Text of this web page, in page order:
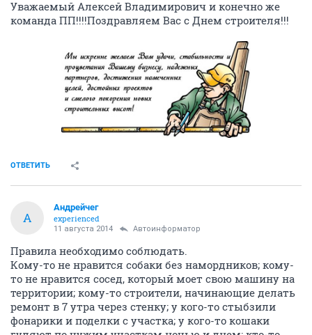
Уважаемый Алексей Владимирович и конечно же
команда ПП!!!!Поздравляем Вас с Днем строителя!!!
ОТВЕТИТЬ
А
Андрейчег
experienced
11 августа 2014 Автоинформатор
Правила необходимо соблюдать.
Кому-то не нравится собаки без намордников; кому-
то не нравится сосед, который моет свою машину на
территории; кому-то строители, начинающие делать
ремонт в 7 утра через стенку; у кого-то стыбзили
фонарики и поделки с участка; у кого-то кошаки